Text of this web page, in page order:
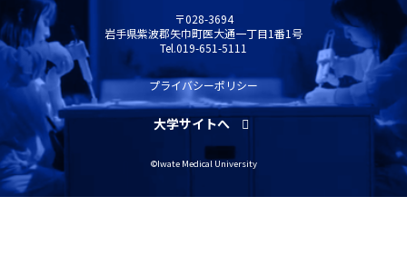
〒028-3694
岩手県紫波郡矢巾町医大通一丁目1番1号
Tel.019-651-5111
プライバシーポリシー
大学サイトへ
©Iwate Medical University